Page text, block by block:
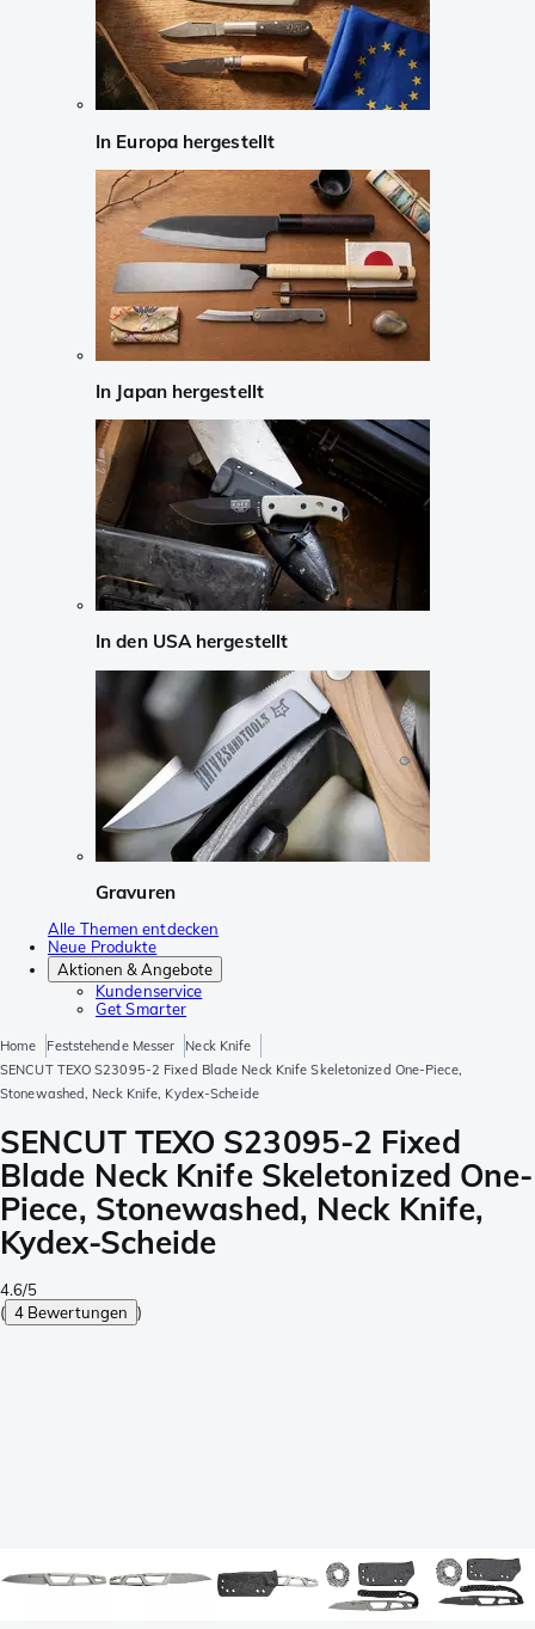
In Europa hergestellt
In Japan hergestellt
In den USA hergestellt
Gravuren
Alle Themen entdecken
Neue Produkte
Aktionen & Angebote
Kundenservice
Get Smarter
Home Feststehende Messer
Neck Knife
SENCUT TEXO S23095-2 Fixed Blade Neck Knife Skeletonized One-Piece,
Stonewashed, Neck Knife, Kydex-Scheide
SENCUT TEXO S23095-2 Fixed
Blade Neck Knife Skeletonized One-
Piece, Stonewashed, Neck Knife,
Kydex-Scheide
4.6/5
( 4 Bewertungen )